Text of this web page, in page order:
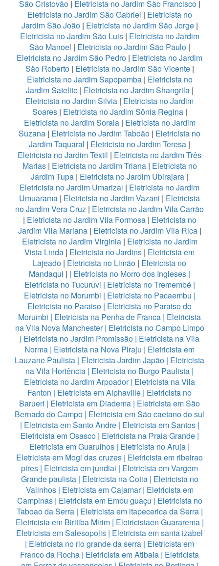
São Cristovão| Eletricista no Jardim São Francisco|
Eletricista no Jardim São Gabriel | Eletricista no
Jardim São João| Eletricista no Jardim São Jorge|
Eletricista no Jardim São Luis| Eletricista no Jardim
São Manoel | Eletricista no Jardim São Paulo|
Eletricista no Jardim São Pedro | Eletricista no Jardim
São Roberto| Eletricista no Jardim São Vicente|
Eletricista no Jardim Sapopemba| Eletricista no
Jardim Satelite| Eletricista no Jardim Shangrila|
Eletricista no Jardim Silvia | Eletricista no Jardim
Soares| Eletricista no Jardim Sônia Regina|
Eletricista no Jardim Soraia| Eletricista no Jardim
Suzana | Eletricista no Jardim Taboão | Eletricista no
Jardim Taquaral | Eletricista no Jardim Teresa |
Eletricista no Jardim Textil | Eletricista no Jardim Três
Marias| Eletricista no Jardim Triana| Eletricista no
Jardim Tupa | Eletricista no Jardim Ubirajara |
Eletricista no Jardim Umarizal | Eletricista no Jardim
Umuarama | Eletricista no Jardim Vazani | Eletricista
no Jardim Vera Cruz | Eletricista no Jardim Vila Carrão
| Eletricista no Jardim Vila Formosa| Eletricista no
Jardim Vila Mariana| Eletricista no Jardim Vila Rica|
Eletricista no Jardim Virginia| Eletricista no Jardim
Vista Linda | Eletricista no Jardins | Eletricista em
Lajeado | Eletricista no Limão | Eletricista no
Mandaqui | | Eletricista no Morro dos Ingleses |
Eletricista no Tucuruvi | Eletricista no Tremembé|
Eletricista no Morumbi | Eletricista no Pacaembu |
Eletricista no Paraiso | Eletricista no Paraiso do
Morumbi | Eletricista na Penha de Franca | Eletricista
na Vila Nova Manchester| Eletricista no Campo Limpo
| Eletricista no Jardim Promissão | Eletricista na Vila
Norma | Eletricista na Nova Piraju | Eletricista em
Lauzane Paulista | Eletricista Jardim Japão | Eletricista
na Vila Hortência | Eletricista no Burgo Paulista |
Eletricista no Jardim Arpoador| Eletricista na Vila
Fanton | Eletricista em Alphaville | Eletricista no
Barueri | Eletricista em Diadema | Eletricista em São
Bernado do Campo | Eletricista em São caetano do sul
| Eletricista em Santo Andre| Eletricista em Santos|
Eletricista em Osasco| Eletricista na Praia Grande|
Eletricista em Guarulhos | Eletricista no Aruja |
Eletricista em Mogi das cruzes | Eletricista em ribeirao
pires | Eletricista em jundiai | Eletricista em Vargem
Grande paulista| Eletricista na Cotia| Eletricista no
Valinhos| Eletricista em Cajamar| Eletricista em
Campinas| Eletricista em Embu guaçu | Eletricista no
Taboao da Serra| Eletricista em itapecerica da Serra|
Eletricista em Biritiba Mirim| Eletricistaen Guararema|
Eletricista em Salesopolis | Eletricista em santa izabel
| Eletricista no rio grande da serra | Eletricista em
Franco da Rocha | Eletricista em Atibaia | Eletricista